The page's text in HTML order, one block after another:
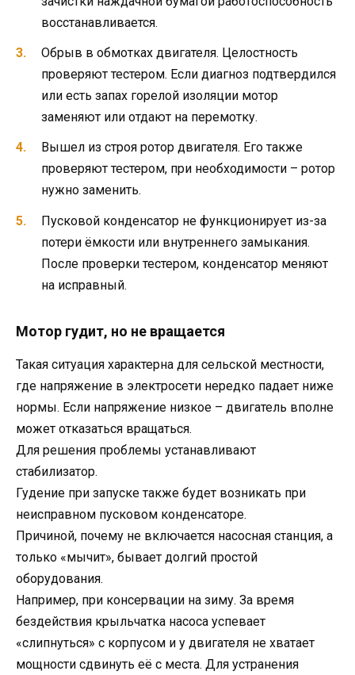
восстанавливается.
Обрыв в обмотках двигателя. Целостность
проверяют тестером. Если диагноз подтвердился
или есть запах горелой изоляции мотор
заменяют или отдают на перемотку.
Вышел из строя ротор двигателя. Его также
проверяют тестером, при необходимости – ротор
нужно заменить.
Пусковой конденсатор не функционирует из-за
потери ёмкости или внутреннего замыкания.
После проверки тестером, конденсатор меняют
на исправный.
Мотор гудит, но не вращается
Такая ситуация характерна для сельской местности,
где напряжение в электросети нередко падает ниже
нормы. Если напряжение низкое – двигатель вполне
может отказаться вращаться.
Для решения проблемы устанавливают
стабилизатор.
Гудение при запуске также будет возникать при
неисправном пусковом конденсаторе.
Причиной, почему не включается насосная станция, а
только «мычит», бывает долгий простой
оборудования.
Например, при консервации на зиму. За время
бездействия крыльчатка насоса успевает
«слипнуться» с корпусом и у двигателя не хватает
мощности сдвинуть её с места. Для устранения